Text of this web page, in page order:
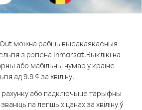
можна рабіць высакаякасныя
з рэгіёна Inmarsat.Выклікі на
або мабільны нумар у краіне
ад 9.9 ¢ за хвіліну.
рахунку або падключыце тарыфны
па лепшых цэнах за хвіліну ў